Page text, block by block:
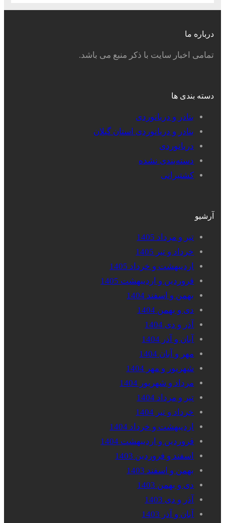
درباره ما
تمامی اخبار سایت با ذکر منبع می باشد.
دسته بندی ها
بنادر و دریانوردی
بنادر و دریانوردی استان گیلان
دریانوردی
دسته‌بندی نشده
کشتیرانی
آرشیو
تیر و مرداد 1405
خرداد و تیر 1405
اردیبهشت و خرداد 1405
فروردین و اردیبهشت 1405
بهمن و اسفند 1404
دی و بهمن 1404
آذر و دی 1404
آبان و آذر 1404
مهر و آبان 1404
شهریور و مهر 1404
مرداد و شهریور 1404
تیر و مرداد 1404
خرداد و تیر 1404
اردیبهشت و خرداد 1404
فروردین و اردیبهشت 1404
اسفند و فروردین 1403
بهمن و اسفند 1403
دی و بهمن 1403
آذر و دی 1403
آبان و آذر 1403